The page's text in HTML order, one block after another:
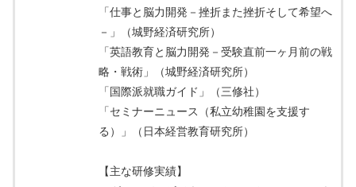
「仕事と脳力開発－挫折また挫折そして希望へ
－」（城野経済研究所）
「英語教育と脳力開発－受験直前一ヶ月前の戦
略・戦術」（城野経済研究所）
「国際派就職ガイド」（三修社）
「セミナーニュース（私立幼稚園を支援す
る）」（日本経営教育研究所）
【主な研修実績】